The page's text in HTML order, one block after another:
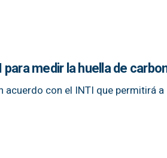
medir la huella de
acuerdo con el INTI que permitirá a